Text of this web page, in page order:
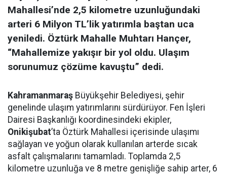
Mahallesi’nde 2,5 kilometre uzunluğundaki
arteri 6 Milyon TL’lik yatırımla baştan uca
yeniledi. Öztürk Mahalle Muhtarı Hançer,
“Mahallemize yakışır bir yol oldu. Ulaşım
sorunumuz çözüme kavuştu” dedi.
Kahramanmaraş Büyükşehir Belediyesi, şehir
genelinde ulaşım yatırımlarını sürdürüyor. Fen İşleri
Dairesi Başkanlığı koordinesindeki ekipler,
Onikişubat’ta Öztürk Mahallesi içerisinde ulaşımı
sağlayan ve yoğun olarak kullanılan arterde sıcak
asfalt çalışmalarını tamamladı. Toplamda 2,5
kilometre uzunluğa ve 8 metre genişliğe sahip arter, 6